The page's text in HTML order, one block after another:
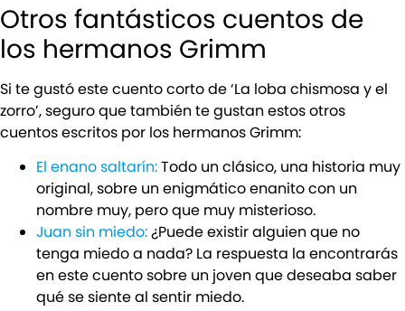
Otros fantásticos cuentos de
los hermanos Grimm
Si te gustó este cuento corto de ‘La loba chismosa y el
zorro’, seguro que también te gustan estos otros
cuentos escritos por los hermanos Grimm:
El enano saltarín:Todo un clásico, una historia muy
original, sobre un enigmático enanito con un
nombre muy, pero que muy misterioso.
Juan sin miedo:¿Puede existir alguien que no
tenga miedo a nada? La respuesta la encontrarás
en este cuento sobre un joven que deseaba saber
qué se siente al sentir miedo.